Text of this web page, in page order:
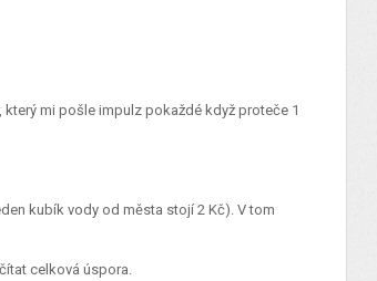
mi pošle impulz pokaždé když proteče 1
kubík vody od města stojí 2 Kč). V tom
celková úspora.